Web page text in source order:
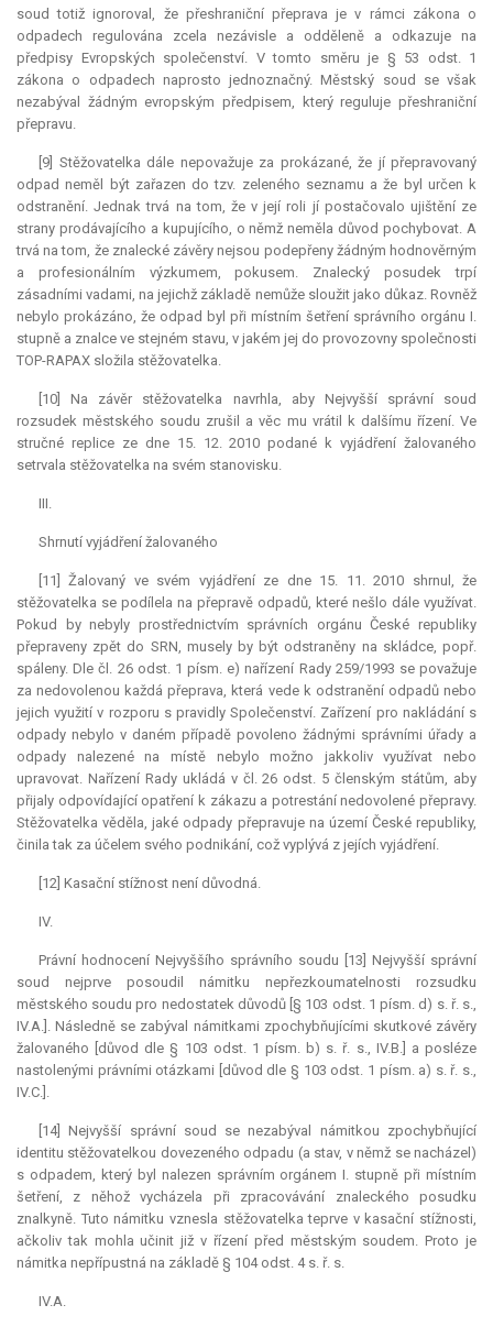
soud totiž ignoroval, že přeshraniční přeprava je v rámci zákona o
odpadech regulována zcela nezávisle a odděleně a odkazuje na
předpisy Evropských společenství. V tomto směru je § 53 odst. 1
zákona o odpadech naprosto jednoznačný. Městský soud se však
nezabýval žádným evropským předpisem, který reguluje přeshraniční
přepravu.
[9] Stěžovatelka dále nepovažuje za prokázané, že jí přepravovaný
odpad neměl být zařazen do tzv. zeleného seznamu a že byl určen k
odstranění. Jednak trvá na tom, že v její roli jí postačovalo ujištění ze
strany prodávajícího a kupujícího, o němž neměla důvod pochybovat. A
trvá na tom, že znalecké závěry nejsou podepřeny žádným hodnověrným
a profesionálním výzkumem, pokusem. Znalecký posudek trpí
zásadními vadami, na jejichž základě nemůže sloužit jako důkaz. Rovněž
nebylo prokázáno, že odpad byl při místním šetření správního orgánu I.
stupně a znalce ve stejném stavu, v jakém jej do provozovny společnosti
TOP-RAPAX složila stěžovatelka.
[10] Na závěr stěžovatelka navrhla, aby Nejvyšší správní soud
rozsudek městského soudu zrušil a věc mu vrátil k dalšímu řízení. Ve
stručné replice ze dne 15. 12. 2010 podané k vyjádření žalovaného
setrvala stěžovatelka na svém stanovisku.
III.
Shrnutí vyjádření žalovaného
[11] Žalovaný ve svém vyjádření ze dne 15. 11. 2010 shrnul, že
stěžovatelka se podílela na přepravě odpadů, které nešlo dále využívat.
Pokud by nebyly prostřednictvím správních orgánu České republiky
přepraveny zpět do SRN, musely by být odstraněny na skládce, popř.
spáleny. Dle čl. 26 odst. 1 písm. e) nařízení Rady 259/1993 se považuje
za nedovolenou každá přeprava, která vede k odstranění odpadů nebo
jejich využití v rozporu s pravidly Společenství. Zařízení pro nakládání s
odpady nebylo v daném případě povoleno žádnými správními úřady a
odpady nalezené na místě nebylo možno jakkoliv využívat nebo
upravovat. Nařízení Rady ukládá v čl. 26 odst. 5 členským státům, aby
přijaly odpovídající opatření k zákazu a potrestání nedovolené přepravy.
Stěžovatelka věděla, jaké odpady přepravuje na území České republiky,
činila tak za účelem svého podnikání, což vyplývá z jejích vyjádření.
[12] Kasační stížnost není důvodná.
IV.
Právní hodnocení Nejvyššího správního soudu [13] Nejvyšší správní
soud nejprve posoudil námitku nepřezkoumatelnosti rozsudku
městského soudu pro nedostatek důvodů [§ 103 odst. 1 písm. d) s. ř. s.,
IV.A.]. Následně se zabýval námitkami zpochybňujícími skutkové závěry
žalovaného [důvod dle § 103 odst. 1 písm. b) s. ř. s., IV.B.] a posléze
nastolenými právními otázkami [důvod dle § 103 odst. 1 písm. a) s. ř. s.,
IV.C.].
[14] Nejvyšší správní soud se nezabýval námitkou zpochybňující
identitu stěžovatelkou dovezeného odpadu (a stav, v němž se nacházel)
s odpadem, který byl nalezen správním orgánem I. stupně při místním
šetření, z něhož vycházela při zpracovávání znaleckého posudku
znalkyně. Tuto námitku vznesla stěžovatelka teprve v kasační stížnosti,
ačkoliv tak mohla učinit již v řízení před městským soudem. Proto je
námitka nepřípustná na základě § 104 odst. 4 s. ř. s.
IV.A.